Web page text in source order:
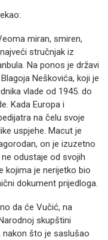
miran, smiren,
stručnjak iz
Na ponos je državi
Neškovića, koji je
vlade od 1945. do
Kada Europa i
na čelu svoje
uspjehe. Macut je
on je izuzetno
odustaje od svojih
kojima je nerijetko bio
dokument prijedloga.
da će Vučić, na
skupštini
nakon što je saslušao